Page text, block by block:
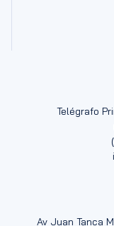
Telégrafo
Av Juan Tanca